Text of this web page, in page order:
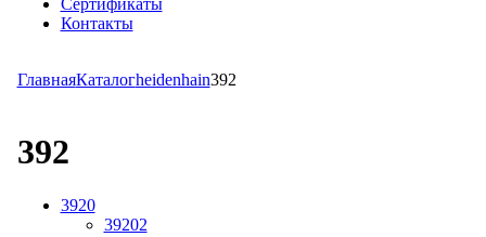
Сертификаты
Контакты
ГлавнаяКаталогheidenhain392
392
3920
39202